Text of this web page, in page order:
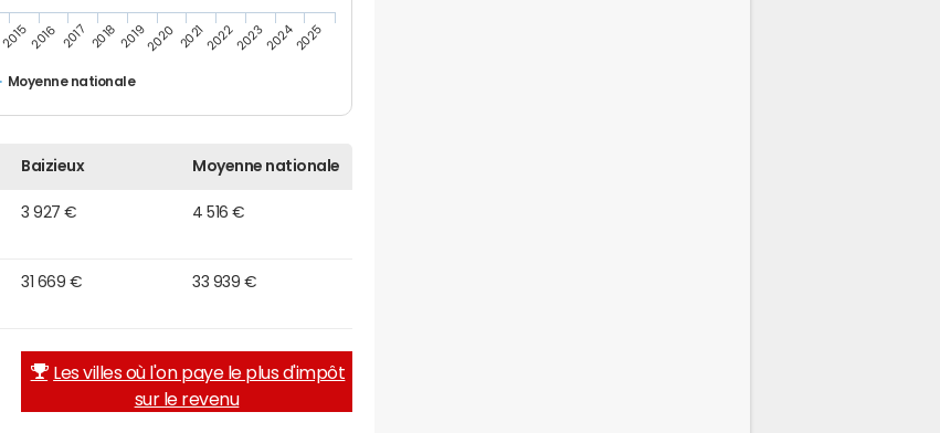
Moyenne nationale
20152016 2017 201820192020 20212022202320242025
Baizieux Moyenne nationale
3 927 € 4 516 €
31 669 € 33 939 €
Les villes où l'on paye le plus d'impôt
sur le revenu